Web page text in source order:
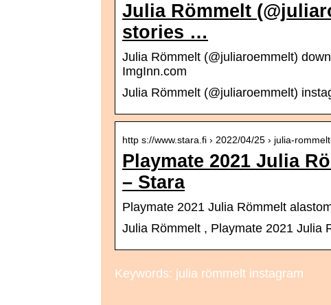
Julia Römmelt
stories …
Julia Römmelt (@juliaroemmelt)
ImgInn.com
Julia Römmelt (@juliaroemmelt)
http s://www.stara.fi › 2022/04/25 › julia-
Playmate 2021 Julia
– Stara
Playmate 2021 Julia Römmelt
Julia Römmelt , Playmate 2021 Julia
Keywords: julia römmelt instagram